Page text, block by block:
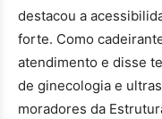
destacou a
forte. Como
atendimento e disse
de ginecologia e
moradores da